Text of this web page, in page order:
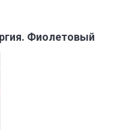
Фиолетовый